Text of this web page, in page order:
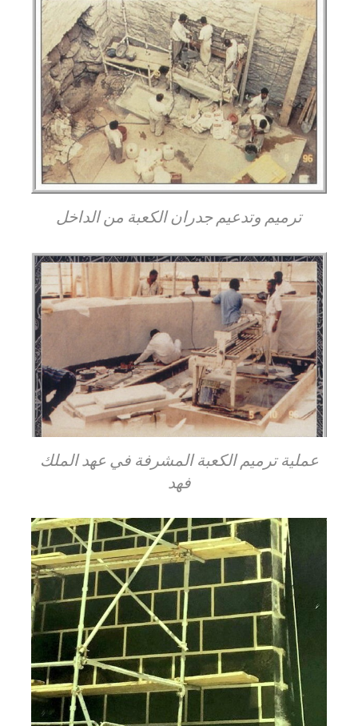
ترميم وتدعيم جدران الكعبة من الداخل
عملية ترميم الكعبة المشرفة في عهد الملك
فهد